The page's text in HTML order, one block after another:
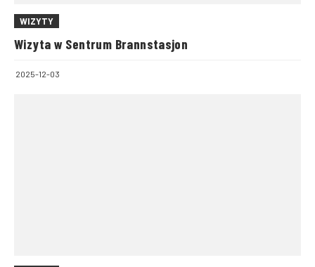
WIZYTY
Wizyta w Sentrum Brannstasjon
2025-12-03